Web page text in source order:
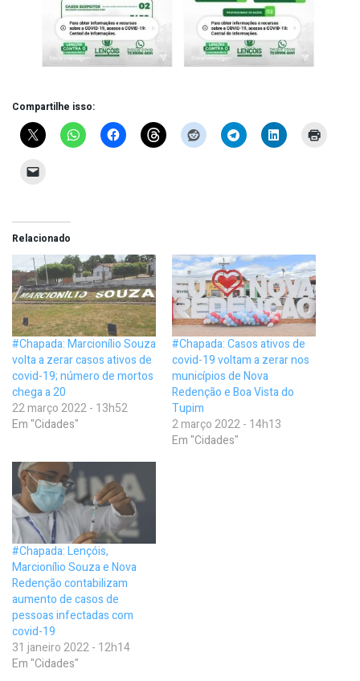
Compartilhe isso:
Relacionado
#Chapada: Marcionílio Souza
volta a zerar casos ativos de
covid-19; número de mortos
chega a 20
22 março 2022 - 13h52
Em "Cidades"
#Chapada: Casos ativos de
covid-19 voltam a zerar nos
municípios de Nova
Redenção e Boa Vista do
Tupim
2 março 2022 - 14h13
Em "Cidades"
#Chapada: Lençóis,
Marcionílio Souza e Nova
Redenção contabilizam
aumento de casos de
pessoas infectadas com
covid-19
31 janeiro 2022 - 12h14
Em "Cidades"